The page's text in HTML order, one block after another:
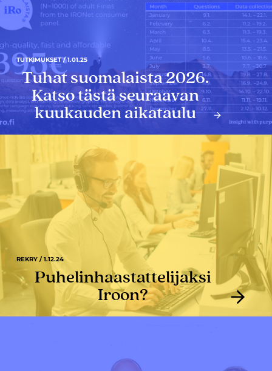
TUTKIMUKSET / 1.01.25
Tuhat suomalaista 2026.
Katso tästä seuraavan
kuukauden aikataulu
REKRY / 1.12.24
Puhelinhaastattelijaksi
Iroon?